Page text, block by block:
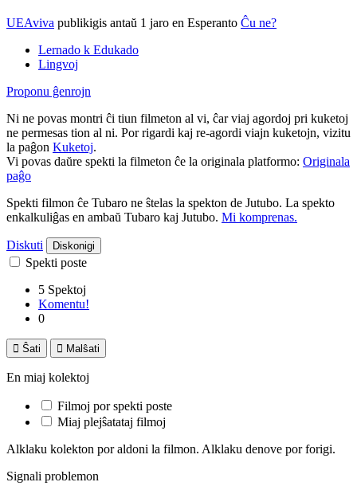
UEAviva publikigis antaŭ 1 jaro en Esperanto Ĉu ne?
Lernado k Edukado
Lingvoj
Proponu ĝenrojn
Ni ne povas montri ĉi tiun filmeton al vi, ĉar viaj agordoj pri kuketoj
ne permesas tion al ni. Por rigardi kaj re-agordi viajn kuketojn, vizitu
la paĝon Kuketoj.
Vi povas daŭre spekti la filmeton ĉe la originala platformo: Originala
paĝo
Spekti filmon ĉe Tubaro ne ŝtelas la spekton de Jutubo. La spekto
enkalkuliĝas en ambaŭ Tubaro kaj Jutubo. Mi komprenas.
Diskuti Diskonigi
Spekti poste
5 Spektoj
Komentu!
0
 Ŝati  Malŝati
En miaj kolektoj
Filmoj por spekti poste
Miaj plejŝatataj filmoj
Alklaku kolekton por aldoni la filmon. Alklaku denove por forigi.
Signali problemon